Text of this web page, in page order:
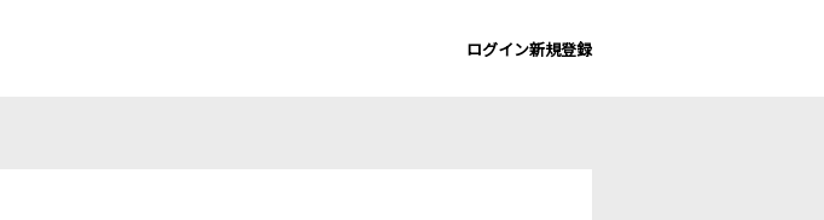
ログイン新規登録